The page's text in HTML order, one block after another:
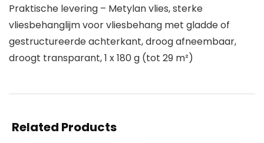
Praktische levering – Metylan vlies, sterke
vliesbehanglijm voor vliesbehang met gladde of
gestructureerde achterkant, droog afneembaar,
droogt transparant, 1 x 180 g (tot 29 m²)
Related Products